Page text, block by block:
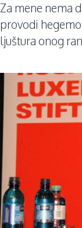
Lične priče
Saradnja sa
Za mene nema
provodi
ljuštura onog